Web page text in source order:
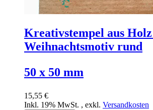
Kreativstempel aus
Weihnachtsmotiv rund
50 x 50 mm
15,55 €
Inkl. 19% MwSt. , exkl. Versandkosten